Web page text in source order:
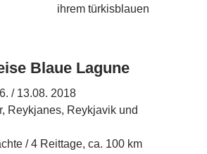
ihrem türkisblauen
Blaue Lagune
/ 13.08. 2018
Reykjanes, Reykjavik und
/ 4 Reittage, ca. 100 km